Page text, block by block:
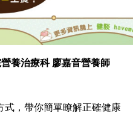
養治療科 廖嘉音營養師
式，帶你簡單瞭解正確健康